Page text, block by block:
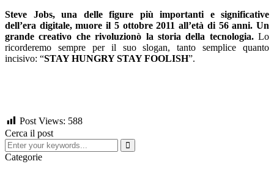
Steve Jobs, una delle figure più importanti e significative
dell’era digitale, muore il 5 ottobre 2011 all’età di 56 anni. Un
grande creativo che rivoluzionò la storia della tecnologia.Lo
ricorderemo sempre per il suo slogan, tanto semplice quanto
incisivo: “STAY HUNGRY STAY FOOLISH”.
Post Views: 588
Cerca il post
Categorie